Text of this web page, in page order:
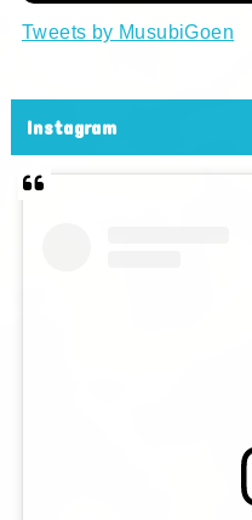
Tweets by MusubiGoen
Instagram